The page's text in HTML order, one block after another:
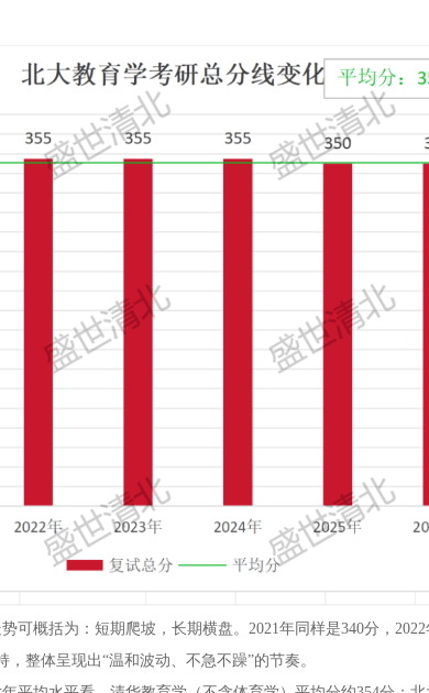
可概括为：短期爬坡，长期横盘。2021年同样是340分，
，整体呈现出“温和波动、不急不躁”的节奏。